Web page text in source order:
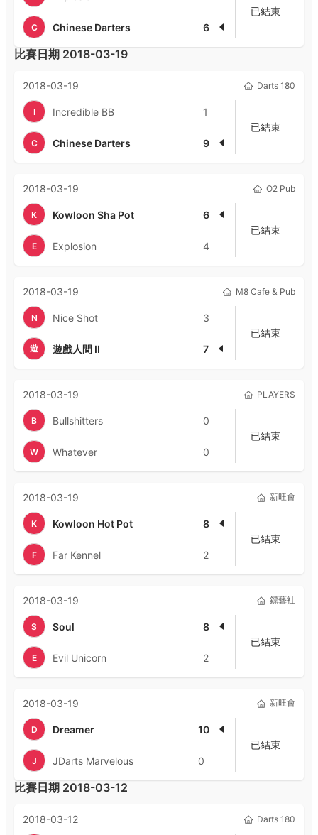
C Chinese Darters 6
已結束
比賽日期 2018-03-19
2018-03-19 Darts 180
I Incredible BB 1
C Chinese Darters 9
已結束
2018-03-19 O2 Pub
K Kowloon Sha Pot 6
E Explosion 4
已結束
2018-03-19 M8 Cafe & Pub
N Nice Shot 3
遊 遊戲人間 II 7
已結束
2018-03-19 PLAYERS
B Bullshitters 0
W Whatever 0
已結束
2018-03-19 新旺會
K Kowloon Hot Pot 8
F Far Kennel 2
已結束
2018-03-19 鏢藝社
S Soul 8
E Evil Unicorn 2
已結束
2018-03-19 新旺會
D Dreamer 10
J JDarts Marvelous 0
已結束
比賽日期 2018-03-12
2018-03-12 Darts 180